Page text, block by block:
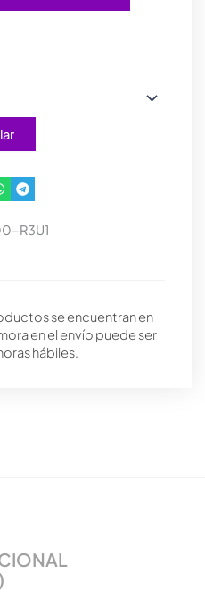
R3U1
se encuentran en
en el envío puede ser
hábiles.